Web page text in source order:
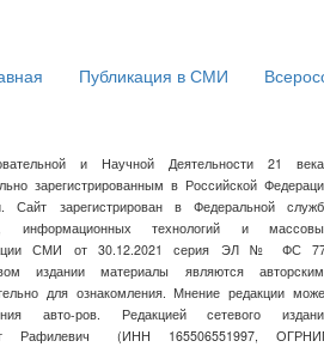
Публикация в СМИ
и Научной Деятельности 21
зарегистрированным в Российской
Сайт зарегистрирован в Федеральной
технологий и
СМИ от 30.12.2021 серия ЭЛ № ФС
издании материалы являются
для ознакомления. Мнение редакции
авто-ров. Редакцией сетевого
Рафилевич
(ИНН 165506551997,